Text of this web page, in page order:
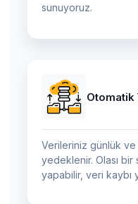
sunuyoruz.
Otomatik
Verileriniz günlük ve
yedeklenir. Olası bir
yapabilir, veri kaybı